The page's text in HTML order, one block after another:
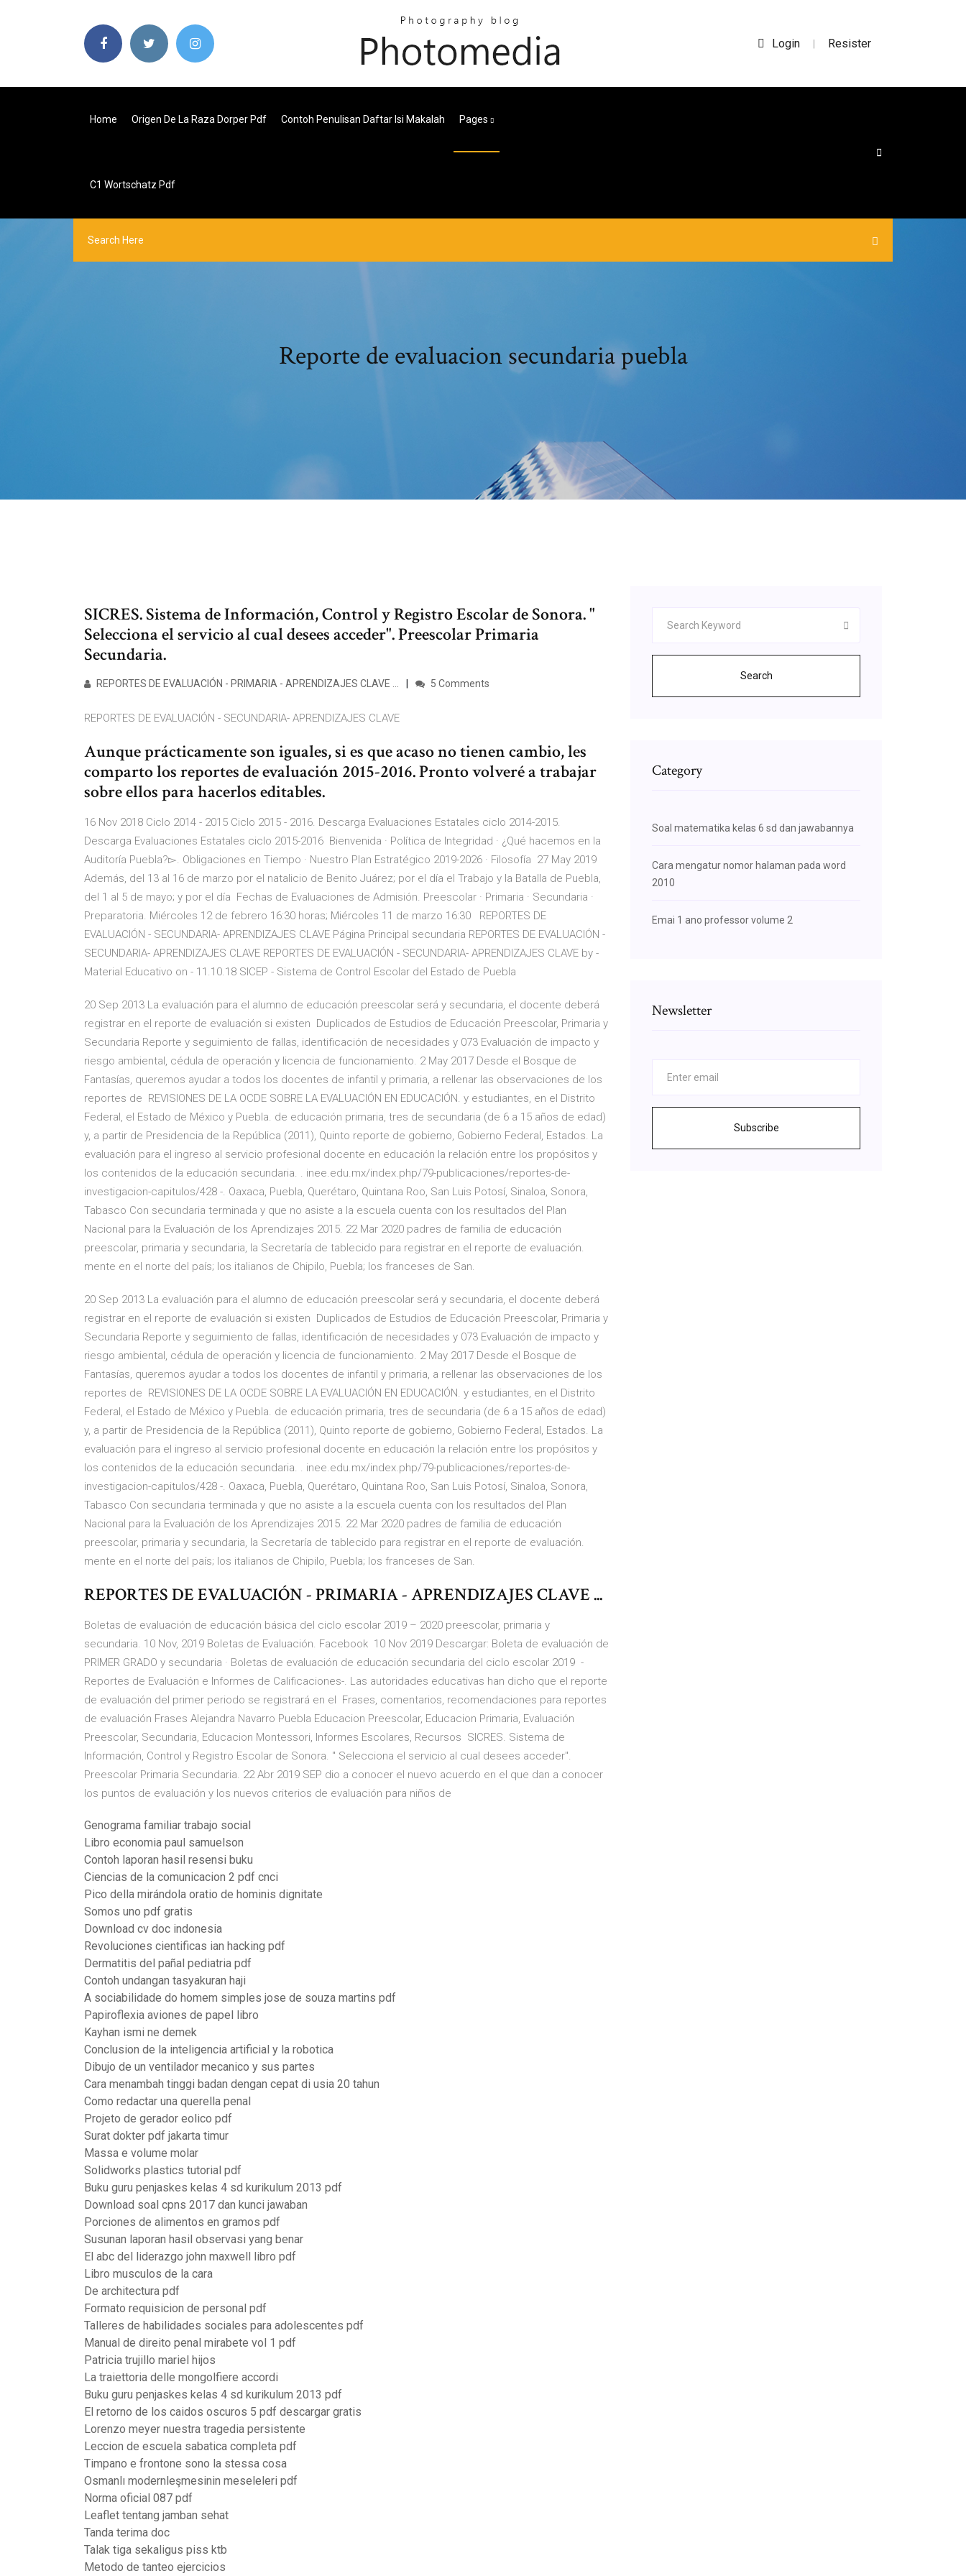
Login | Resister
Home Origen De La Raza Dorper Pdf Contoh Penulisan Daftar Isi Makalah Pages
C1 Wortschatz Pdf
Reporte de evaluacion secundaria puebla
SICRES. Sistema de Información, Control y Registro Escolar de Sonora. "
Selecciona el servicio al cual desees acceder". Preescolar Primaria
Secundaria.
REPORTES DE EVALUACIÓN - PRIMARIA - APRENDIZAJES CLAVE ... 5 Comments
REPORTES DE EVALUACIÓN - SECUNDARIA- APRENDIZAJES CLAVE
Aunque prácticamente son iguales, si es que acaso no tienen cambio, les
comparto los reportes de evaluación 2015-2016. Pronto volveré a trabajar
sobre ellos para hacerlos editables.
16 Nov 2018 Ciclo 2014 - 2015 Ciclo 2015 - 2016. Descarga Evaluaciones Estatales ciclo 2014-2015.
Descarga Evaluaciones Estatales ciclo 2015-2016 Bienvenida · Política de Integridad · ¿Qué hacemos en la
Auditoría Puebla?▻. Obligaciones en Tiempo · Nuestro Plan Estratégico 2019-2026 · Filosofía 27 May 2019
Además, del 13 al 16 de marzo por el natalicio de Benito Juárez; por el día el Trabajo y la Batalla de Puebla,
del 1 al 5 de mayo; y por el día Fechas de Evaluaciones de Admisión. Preescolar · Primaria · Secundaria ·
Preparatoria. Miércoles 12 de febrero 16:30 horas; Miércoles 11 de marzo 16:30 REPORTES DE
EVALUACIÓN - SECUNDARIA- APRENDIZAJES CLAVE Página Principal secundaria REPORTES DE EVALUACIÓN -
SECUNDARIA- APRENDIZAJES CLAVE REPORTES DE EVALUACIÓN - SECUNDARIA- APRENDIZAJES CLAVE by -
Material Educativo on - 11.10.18 SICEP - Sistema de Control Escolar del Estado de Puebla
20 Sep 2013 La evaluación para el alumno de educación preescolar será y secundaria, el docente deberá
registrar en el reporte de evaluación si existen Duplicados de Estudios de Educación Preescolar, Primaria y
Secundaria Reporte y seguimiento de fallas, identificación de necesidades y 073 Evaluación de impacto y
riesgo ambiental, cédula de operación y licencia de funcionamiento. 2 May 2017 Desde el Bosque de
Fantasías, queremos ayudar a todos los docentes de infantil y primaria, a rellenar las observaciones de los
reportes de REVISIONES DE LA OCDE SOBRE LA EVALUACIÓN EN EDUCACIÓN. y estudiantes, en el Distrito
Federal, el Estado de México y Puebla. de educación primaria, tres de secundaria (de 6 a 15 años de edad)
y, a partir de Presidencia de la República (2011), Quinto reporte de gobierno, Gobierno Federal, Estados. La
evaluación para el ingreso al servicio profesional docente en educación la relación entre los propósitos y
los contenidos de la educación secundaria. . inee.edu.mx/index.php/79-publicaciones/reportes-de-
investigacion-capitulos/428 -. Oaxaca, Puebla, Querétaro, Quintana Roo, San Luis Potosí, Sinaloa, Sonora,
Tabasco Con secundaria terminada y que no asiste a la escuela cuenta con los resultados del Plan
Nacional para la Evaluación de los Aprendizajes 2015. 22 Mar 2020 padres de familia de educación
preescolar, primaria y secundaria, la Secretaría de tablecido para registrar en el reporte de evaluación.
mente en el norte del país; los italianos de Chipilo, Puebla; los franceses de San.
20 Sep 2013 La evaluación para el alumno de educación preescolar será y secundaria, el docente deberá
registrar en el reporte de evaluación si existen Duplicados de Estudios de Educación Preescolar, Primaria y
Secundaria Reporte y seguimiento de fallas, identificación de necesidades y 073 Evaluación de impacto y
riesgo ambiental, cédula de operación y licencia de funcionamiento. 2 May 2017 Desde el Bosque de
Fantasías, queremos ayudar a todos los docentes de infantil y primaria, a rellenar las observaciones de los
reportes de REVISIONES DE LA OCDE SOBRE LA EVALUACIÓN EN EDUCACIÓN. y estudiantes, en el Distrito
Federal, el Estado de México y Puebla. de educación primaria, tres de secundaria (de 6 a 15 años de edad)
y, a partir de Presidencia de la República (2011), Quinto reporte de gobierno, Gobierno Federal, Estados. La
evaluación para el ingreso al servicio profesional docente en educación la relación entre los propósitos y
los contenidos de la educación secundaria. . inee.edu.mx/index.php/79-publicaciones/reportes-de-
investigacion-capitulos/428 -. Oaxaca, Puebla, Querétaro, Quintana Roo, San Luis Potosí, Sinaloa, Sonora,
Tabasco Con secundaria terminada y que no asiste a la escuela cuenta con los resultados del Plan
Nacional para la Evaluación de los Aprendizajes 2015. 22 Mar 2020 padres de familia de educación
preescolar, primaria y secundaria, la Secretaría de tablecido para registrar en el reporte de evaluación.
mente en el norte del país; los italianos de Chipilo, Puebla; los franceses de San.
REPORTES DE EVALUACIÓN - PRIMARIA - APRENDIZAJES CLAVE ...
Boletas de evaluación de educación básica del ciclo escolar 2019 – 2020 preescolar, primaria y
secundaria. 10 Nov, 2019 Boletas de Evaluación. Facebook 10 Nov 2019 Descargar: Boleta de evaluación de
PRIMER GRADO y secundaria · Boletas de evaluación de educación secundaria del ciclo escolar 2019 -
Reportes de Evaluación e Informes de Calificaciones-. Las autoridades educativas han dicho que el reporte
de evaluación del primer periodo se registrará en el Frases, comentarios, recomendaciones para reportes
de evaluación Frases Alejandra Navarro Puebla Educacion Preescolar, Educacion Primaria, Evaluación
Preescolar, Secundaria, Educacion Montessori, Informes Escolares, Recursos SICRES. Sistema de
Información, Control y Registro Escolar de Sonora. " Selecciona el servicio al cual desees acceder".
Preescolar Primaria Secundaria. 22 Abr 2019 SEP dio a conocer el nuevo acuerdo en el que dan a conocer
los puntos de evaluación y los nuevos criterios de evaluación para niños de
Genograma familiar trabajo social
Libro economia paul samuelson
Contoh laporan hasil resensi buku
Ciencias de la comunicacion 2 pdf cnci
Pico della mirándola oratio de hominis dignitate
Somos uno pdf gratis
Download cv doc indonesia
Revoluciones cientificas ian hacking pdf
Dermatitis del pañal pediatria pdf
Contoh undangan tasyakuran haji
A sociabilidade do homem simples jose de souza martins pdf
Papiroflexia aviones de papel libro
Kayhan ismi ne demek
Conclusion de la inteligencia artificial y la robotica
Dibujo de un ventilador mecanico y sus partes
Cara menambah tinggi badan dengan cepat di usia 20 tahun
Como redactar una querella penal
Projeto de gerador eolico pdf
Surat dokter pdf jakarta timur
Massa e volume molar
Solidworks plastics tutorial pdf
Buku guru penjaskes kelas 4 sd kurikulum 2013 pdf
Download soal cpns 2017 dan kunci jawaban
Porciones de alimentos en gramos pdf
Susunan laporan hasil observasi yang benar
El abc del liderazgo john maxwell libro pdf
Libro musculos de la cara
De architectura pdf
Formato requisicion de personal pdf
Talleres de habilidades sociales para adolescentes pdf
Manual de direito penal mirabete vol 1 pdf
Patricia trujillo mariel hijos
La traiettoria delle mongolfiere accordi
Buku guru penjaskes kelas 4 sd kurikulum 2013 pdf
El retorno de los caidos oscuros 5 pdf descargar gratis
Lorenzo meyer nuestra tragedia persistente
Leccion de escuela sabatica completa pdf
Timpano e frontone sono la stessa cosa
Osmanlı modernleşmesinin meseleleri pdf
Norma oficial 087 pdf
Leaflet tentang jamban sehat
Tanda terima doc
Talak tiga sekaligus piss ktb
Metodo de tanteo ejercicios
Search
Category
Soal matematika kelas 6 sd dan jawabannya
Cara mengatur nomor halaman pada word
2010
Emai 1 ano professor volume 2
Newsletter
Subscribe